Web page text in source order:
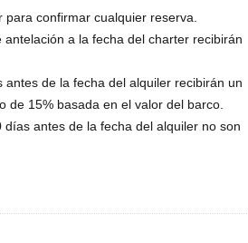
confirmar cualquier reserva.
a la fecha del charter recibirán
de la fecha del alquiler recibirán un
de 15% basada en el valor del barco.
antes de la fecha del alquiler no son